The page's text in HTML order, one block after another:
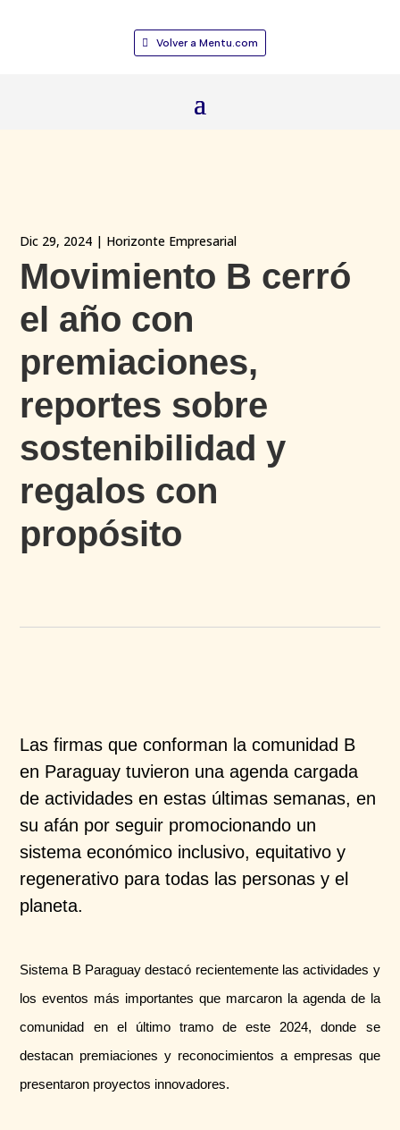
Volver a Mentu.com
Dic 29, 2024 | Horizonte Empresarial
Movimiento B cerró
el año con
premiaciones,
reportes sobre
sostenibilidad y
regalos con
propósito
Las firmas que conforman la comunidad B
en Paraguay tuvieron una agenda cargada
de actividades en estas últimas semanas, en
su afán por seguir promocionando un
sistema económico inclusivo, equitativo y
regenerativo para todas las personas y el
planeta.
Sistema B Paraguay destacó recientemente las actividades y
los eventos más importantes que marcaron la agenda de la
comunidad en el último tramo de este 2024, donde se
destacan premiaciones y reconocimientos a empresas que
presentaron proyectos innovadores.